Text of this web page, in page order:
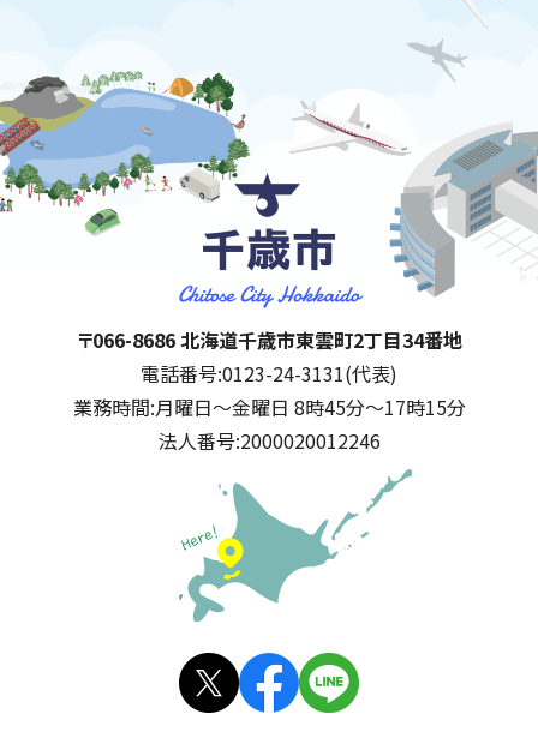
千歳市
住所:
〒066-8686 北海道千歳市東雲町2丁目34番地
電話番号:0123-24-3131(代表)
業務時間:月曜日～金曜日 8時45分～17時15分
法人番号:2000020012246
公式SNS